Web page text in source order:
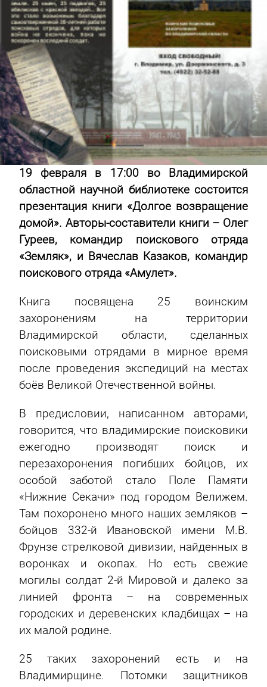
19 февраля в 17:00 во Владимирской
областной научной библиотеке состоится
презентация книги «Долгое возвращение
домой». Авторы-составители книги – Олег
Гуреев, командир поискового отряда
«Земляк», и Вячеслав Казаков, командир
поискового отряда «Амулет».
Книга посвящена 25 воинским
захоронениям на территории
Владимирской области, сделанных
поисковыми отрядами в мирное время
после проведения экспедиций на местах
боёв Великой Отечественной войны.
В предисловии, написанном авторами,
говорится, что владимирские поисковики
ежегодно производят поиск и
перезахоронения погибших бойцов, их
особой заботой стало Поле Памяти
«Нижние Секачи» под городом Велижем.
Там похоронено много наших земляков –
бойцов 332-й Ивановской имени М.В.
Фрунзе стрелковой дивизии, найденных в
воронках и окопах. Но есть свежие
могилы солдат 2-й Мировой и далеко за
линией фронта – на современных
городских и деревенских кладбищах – на
их малой родине.
25 таких захоронений есть и на
Владимирщине. Потомки защитников